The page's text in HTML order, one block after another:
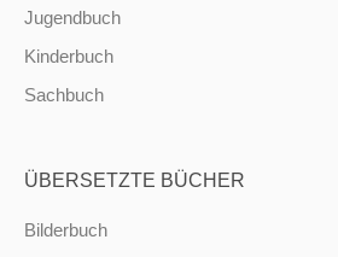
Jugendbuch
Kinderbuch
Sachbuch
ÜBERSETZTE BÜCHER
Bilderbuch